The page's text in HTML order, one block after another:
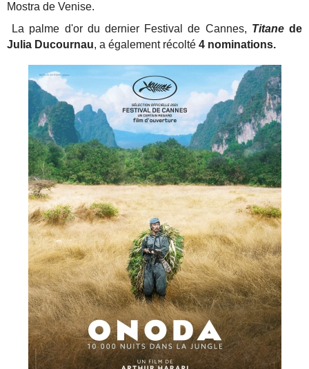
Mostra de Venise.
La palme d'or du dernier Festival de Cannes, Titane de
Julia Ducournau, a également récolté4 nominations.